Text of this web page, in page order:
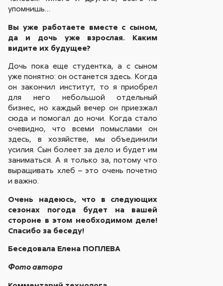
упомнишь…
Вы уже работаете вместе с сыном,
да и дочь уже взрослая. Каким
видите их будущее?
Дочь пока еще студентка, а с сыном
уже понятно: он останется здесь. Когда
он закончил институт, то я приобрел
для него небольшой отдельный
бизнес, но каждый вечер он приезжал
сюда и помогал до ночи. Когда стало
очевидно, что всеми помыслами он
здесь, в хозяйстве, мы объединили
усилия. Сын болеет за дело и будет им
заниматься. А я только за, потому что
выращивать хлеб – это очень почетно
и важно.
Очень надеюсь, что в следующих
сезонах погода будет на вашей
стороне в этом необходимом деле!
Спасибо за беседу!
Беседовала Елена ПОПЛЕВА
Фото автора